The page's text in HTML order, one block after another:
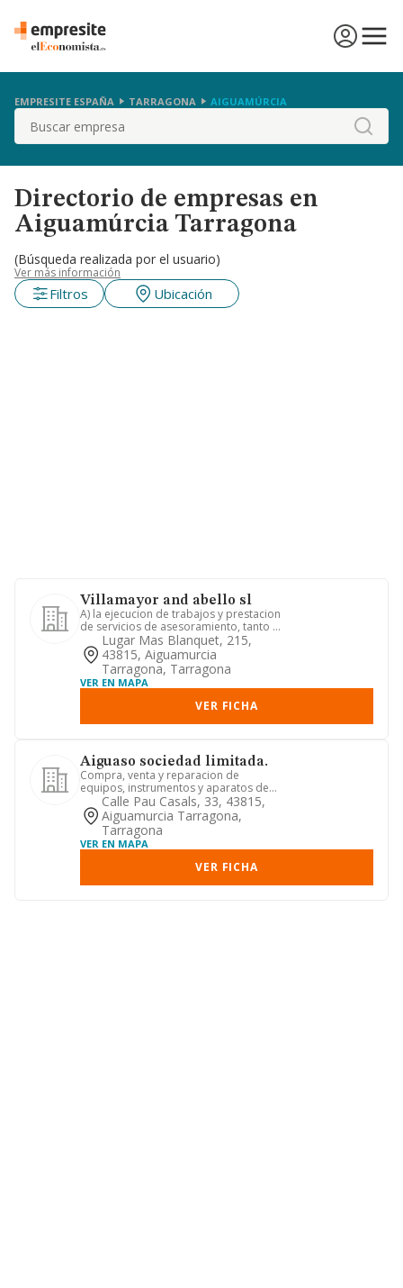
EMPRESITE ESPAÑA TARRAGONA AIGUAMÚRCIA
Buscar
Directorio de empresas en
Aiguamúrcia Tarragona
(Búsqueda realizada por el usuario)
Ver más información
Filtros Ubicación
Villamayor and abello sl
A) la ejecucion de trabajos y prestacion
de servicios de asesoramiento, tanto a
las entidades parti...
Lugar Mas Blanquet, 215,
43815, Aiguamurcia
Tarragona, Tarragona
VER EN MAPA
VER FICHA
Aiguaso sociedad limitada.
Compra, venta y reparacion de
equipos, instrumentos y aparatos de
precision, deteccion de fugas. me...
Calle Pau Casals, 33, 43815,
Aiguamurcia Tarragona,
Tarragona
VER EN MAPA
VER FICHA